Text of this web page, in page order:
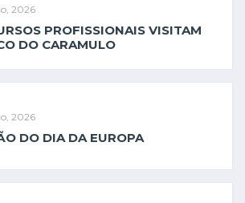
2026
PROFISSIONAIS VISITAM
DO CARAMULO
2026
DO DIA DA EUROPA